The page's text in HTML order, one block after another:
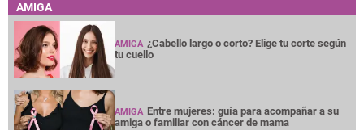
AMIGA
AMIGA ¿Cabello largo o corto? Elige tu corte según
tu cuello
AMIGA Entre mujeres: guía para acompañar a su
amiga o familiar con cáncer de mama